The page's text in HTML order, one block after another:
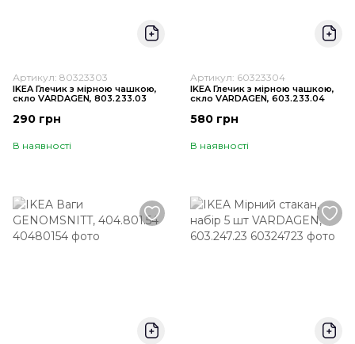
Артикул: 80323303
IKEA Глечик з мірною чашкою,
скло VARDAGEN, 803.233.03
290 грн
В наявності
Артикул: 60323304
IKEA Глечик з мірною чашкою,
скло VARDAGEN, 603.233.04
580 грн
В наявності